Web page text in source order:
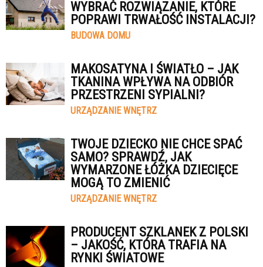
WYBRAĆ ROZWIĄZANIE, KTÓRE
POPRAWI TRWAŁOŚĆ INSTALACJI?
BUDOWA DOMU
MAKOSATYNA I ŚWIATŁO – JAK
TKANINA WPŁYWA NA ODBIÓR
PRZESTRZENI SYPIALNI?
URZĄDZANIE WNĘTRZ
TWOJE DZIECKO NIE CHCE SPAĆ
SAMO? SPRAWDŹ, JAK
WYMARZONE ŁÓŻKA DZIECIĘCE
MOGĄ TO ZMIENIĆ
URZĄDZANIE WNĘTRZ
PRODUCENT SZKLANEK Z POLSKI
– JAKOŚĆ, KTÓRA TRAFIA NA
RYNKI ŚWIATOWE